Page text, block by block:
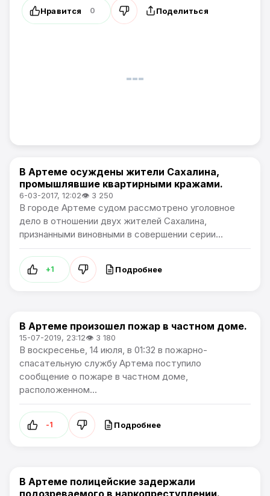
Нравится 0 Поделиться
Происшествия
В Артеме осуждены жители Сахалина,
промышлявшие квартирными кражами.
6-03-2017, 12:02👁 3 250
В городе Артеме судом рассмотрено уголовное
дело в отношении двух жителей Сахалина,
признанными виновными в совершении серии...
+1 Подробнее
Происшествия
В Артеме произошел пожар в частном доме.
15-07-2019, 23:12👁 3 180
В воскресенье, 14 июля, в 01:32 в пожарно-
спасательную службу Артема поступило
сообщение о пожаре в частном доме,
расположенном...
-1 Подробнее
Происшествия
В Артеме полицейские задержали
подозреваемого в наркопреступлении.